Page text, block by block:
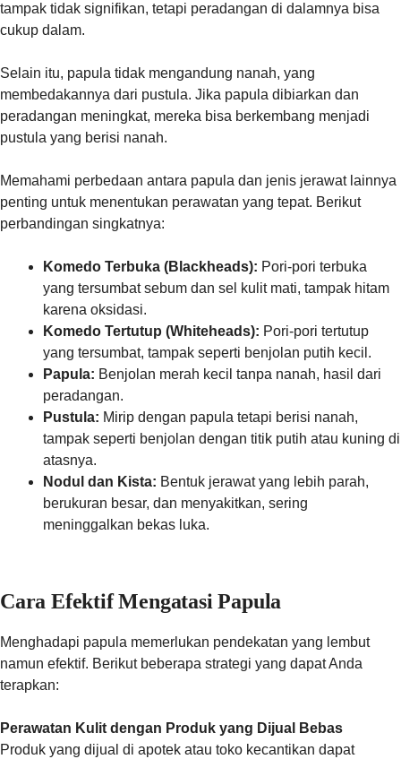
tampak tidak signifikan, tetapi peradangan di dalamnya bisa
cukup dalam.
Selain itu, papula tidak mengandung nanah, yang
membedakannya dari pustula. Jika papula dibiarkan dan
peradangan meningkat, mereka bisa berkembang menjadi
pustula yang berisi nanah.
Memahami perbedaan antara papula dan jenis jerawat lainnya
penting untuk menentukan perawatan yang tepat. Berikut
perbandingan singkatnya:
Komedo Terbuka (Blackheads): Pori-pori terbuka
yang tersumbat sebum dan sel kulit mati, tampak hitam
karena oksidasi.
Komedo Tertutup (Whiteheads): Pori-pori tertutup
yang tersumbat, tampak seperti benjolan putih kecil.
Papula: Benjolan merah kecil tanpa nanah, hasil dari
peradangan.
Pustula: Mirip dengan papula tetapi berisi nanah,
tampak seperti benjolan dengan titik putih atau kuning di
atasnya.
Nodul dan Kista: Bentuk jerawat yang lebih parah,
berukuran besar, dan menyakitkan, sering
meninggalkan bekas luka.
Cara Efektif Mengatasi Papula
Menghadapi papula memerlukan pendekatan yang lembut
namun efektif. Berikut beberapa strategi yang dapat Anda
terapkan:
Perawatan Kulit dengan Produk yang Dijual Bebas
Produk yang dijual di apotek atau toko kecantikan dapat